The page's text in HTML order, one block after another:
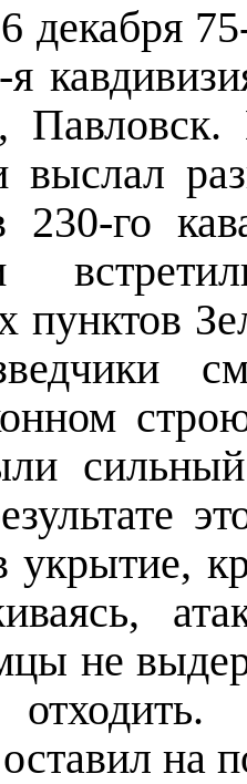
75-я
я
выслал
230-го
пунктов
укрытие,
не
на